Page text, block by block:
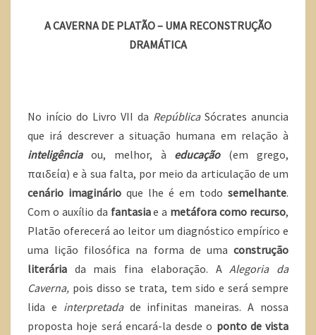
A CAVERNA DE PLATÃO – UMA RECONSTRUÇÃO
DRAMÁTICA
No início do Livro VII da República Sócrates anuncia
que irá descrever a situação humana em relação à
inteligênciaou, melhor, à educação(em grego,
παιδεία) e à sua falta, por meio da articulação de um
cenário imaginário que lhe é em todo semelhante.
Com o auxílio da fantasiae a metáfora como recurso,
Platão oferecerá ao leitor um diagnóstico empírico e
uma lição filosófica na forma de uma construção
literária da mais fina elaboração. AAlegoria da
Caverna, pois disso se trata, tem sido e será sempre
lida e interpretada de infinitas maneiras. A nossa
proposta hoje será encará-la desde o ponto de vista